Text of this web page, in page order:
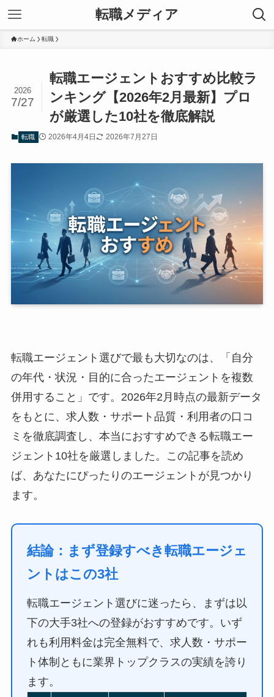
転職メディア
ホーム 転職
転職エージェントおすすめ比較ラ
ンキング【2026年2月最新】プロ
が厳選した10社を徹底解説
2026
7/27
転職 2026年4月4日 2026年7月27日
転職エージェント選びで最も大切なのは、「自分
の年代・状況・目的に合ったエージェントを複数
併用すること」です。2026年2月時点の最新データ
をもとに、求人数・サポート品質・利用者の口コ
ミを徹底調査し、本当におすすめできる転職エー
ジェント10社を厳選しました。この記事を読め
ば、あなたにぴったりのエージェントが見つかり
ます。
結論：まず登録すべき転職エージェ
ントはこの3社
転職エージェント選びに迷ったら、まずは以
下の大手3社への登録がおすすめです。いず
れも利用料金は完全無料で、求人数・サポー
ト体制ともに業界トップクラスの実績を誇り
ます。